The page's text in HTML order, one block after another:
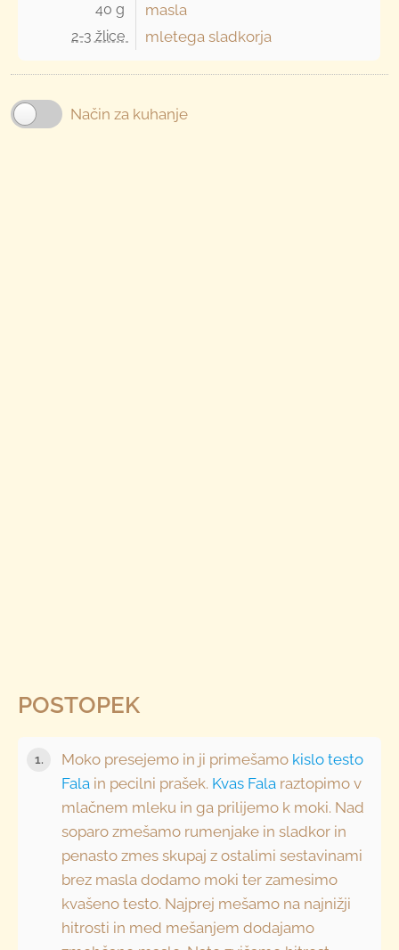
40 g masla
2-3 žlice mletega sladkorja
Način za kuhanje
POSTOPEK
Moko presejemo in ji primešamo kislo testo
Fala in pecilni prašek. Kvas Fala raztopimo v
mlačnem mleku in ga prilijemo k moki. Nad
soparo zmešamo rumenjake in sladkor in
penasto zmes skupaj z ostalimi sestavinami
brez masla dodamo moki ter zamesimo
kvašeno testo. Najprej mešamo na najnižji
hitrosti in med mešanjem dodajamo